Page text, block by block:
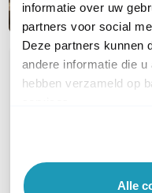
informatie over uw
partners voor social
Deze partners kunnen
andere informatie die
hebben verzameld op
Alle
OVER DIT PRODUCT